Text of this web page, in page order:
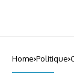
Home Politique